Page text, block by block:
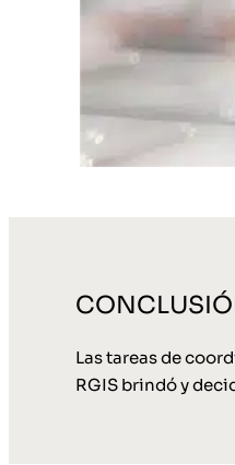
Las tareas de
RGIS brindó y